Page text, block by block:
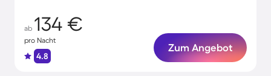
ab 134 €
pro Nacht
4.8
Zum Angebot